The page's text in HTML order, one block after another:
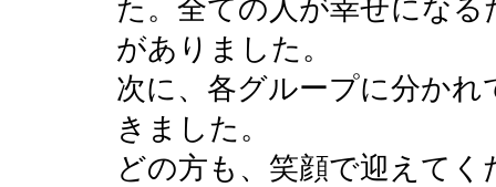
た。全ての人が幸せにな
がありました。
次に、各グループに分か
きました。
どの方も、笑顔で迎えて